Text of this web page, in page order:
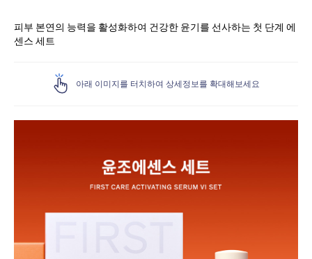
피부 본연의 능력을 활성화하여 건강한 윤기를 선사하는 첫 단계 에
센스 세트
아래 이미지를 터치하여 상세정보를 확대해보세요